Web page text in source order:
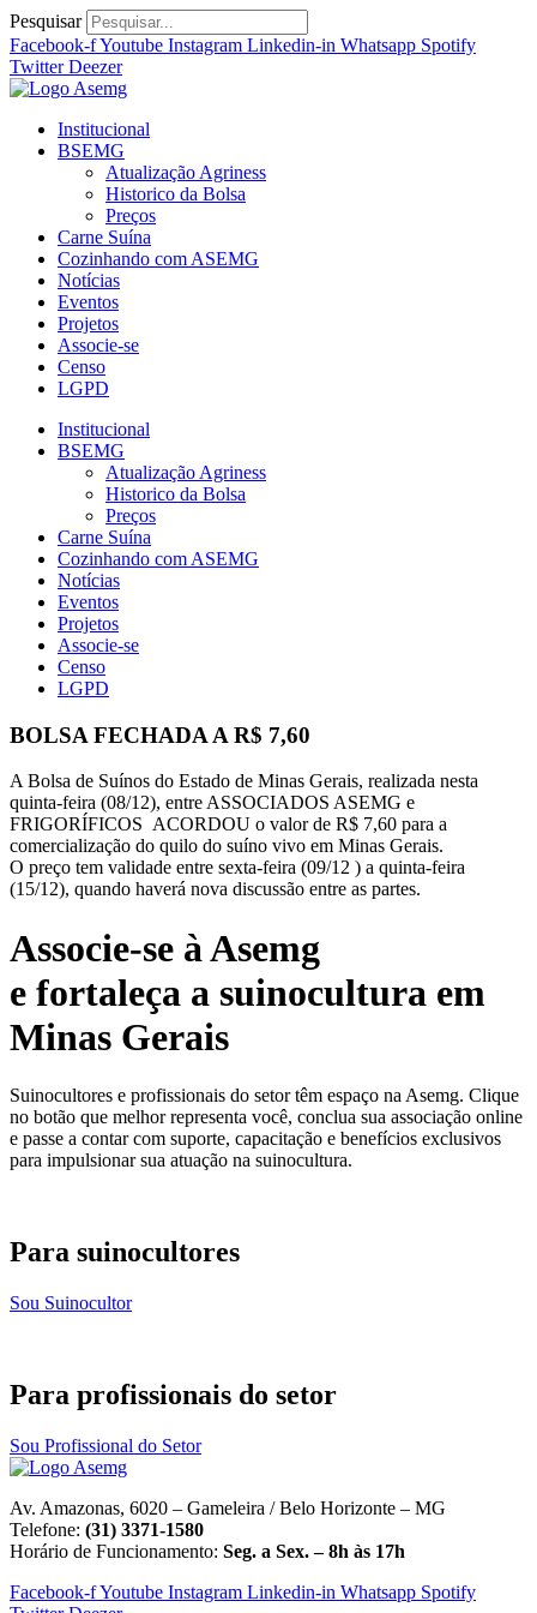
Ir
para
o
conteúdo
Pesquisar
Facebook-fYoutube Instagram Linkedin-in Whatsapp Spotify
Twitter Deezer
Institucional
BSEMG
Atualização Agriness
Historico da Bolsa
Preços
Carne Suína
Cozinhando com ASEMG
Notícias
Eventos
Projetos
Associe-se
Censo
LGPD
Institucional
BSEMG
Atualização Agriness
Historico da Bolsa
Preços
Carne Suína
Cozinhando com ASEMG
Notícias
Eventos
Projetos
Associe-se
Censo
LGPD
BOLSA FECHADA A R$ 7,60
A Bolsa de Suínos do Estado de Minas Gerais, realizada nesta
quinta-feira (08/12), entre ASSOCIADOS ASEMG e
FRIGORÍFICOS ACORDOU o valor de R$ 7,60 para a
comercialização do quilo do suíno vivo em Minas Gerais.
O preço tem validade entre sexta-feira (09/12 ) a quinta-feira
(15/12), quando haverá nova discussão entre as partes.
Associe-se à Asemg
e fortaleça a suinocultura em
Minas Gerais
Suinocultores e profissionais do setor têm espaço na Asemg. Clique
no botão que melhor representa você, conclua sua associação online
e passe a contar com suporte, capacitação e benefícios exclusivos
para impulsionar sua atuação na suinocultura.
Para suinocultores
Sou Suinocultor
Para profissionais do setor
Sou Profissional do Setor
Av. Amazonas, 6020 – Gameleira / Belo Horizonte – MG
Telefone: (31) 3371-1580
Horário de Funcionamento: Seg. a Sex. – 8h às 17h
Facebook-fYoutube Instagram Linkedin-in Whatsapp Spotify